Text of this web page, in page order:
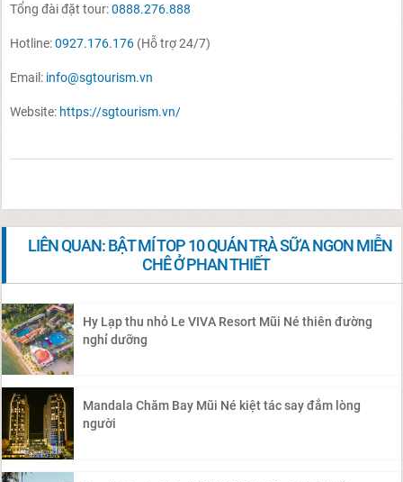
Tổng đài đặt tour:0888.276.888
Hotline:0927.176.176 (Hỗ trợ 24/7)
Email: info@sgtourism.vn
Website: https://sgtourism.vn/
LIÊN QUAN: BẬT MÍ TOP 10 QUÁN TRÀ SỮA NGON MIỄN
CHÊ Ở PHAN THIẾT
Hy Lạp thu nhỏ Le VIVA Resort Mũi Né thiên đường
nghỉ dưỡng
Mandala Chăm Bay Mũi Né kiệt tác say đắm lòng
người